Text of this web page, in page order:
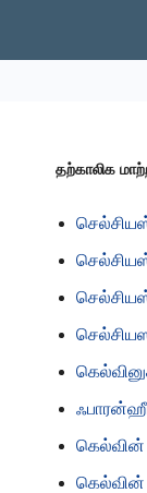
தற்காலிக
கெல்வின்